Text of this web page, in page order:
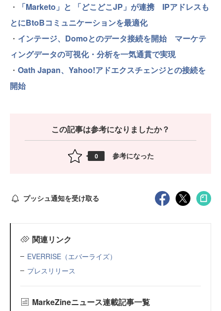
・
「Marketo」と 「どこどこJP」が連携 IPアドレスも
とにBtoBコミュニケーションを最適化
・ インテージ、Domoとのデータ接続を開始 マーケテ
ィングデータの可視化・分析を一気通貫で実現
・ Oath Japan、Yahoo!アドエクスチェンジとの接続を
開始
この記事は参考になりましたか？
0 参考になった
プッシュ通知を受け取る
関連リンク
EVERRISE（エバーライズ）
プレスリリース
MarkeZineニュース連載記事一覧